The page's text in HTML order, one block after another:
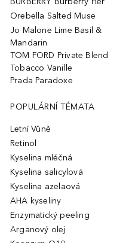
Orebella Salted Muse
Jo Malone Lime Basil &
Mandarin
TOM FORD Private Blend
Tobacco Vanille
Prada Paradoxe
POPULÁRNÍ TÉMATA
Letní Vůně
Retinol
Kyselina mléčná
Kyselina salicylová
Kyselina azelaová
AHA kyseliny
Enzymatický peeling
Arganový olej